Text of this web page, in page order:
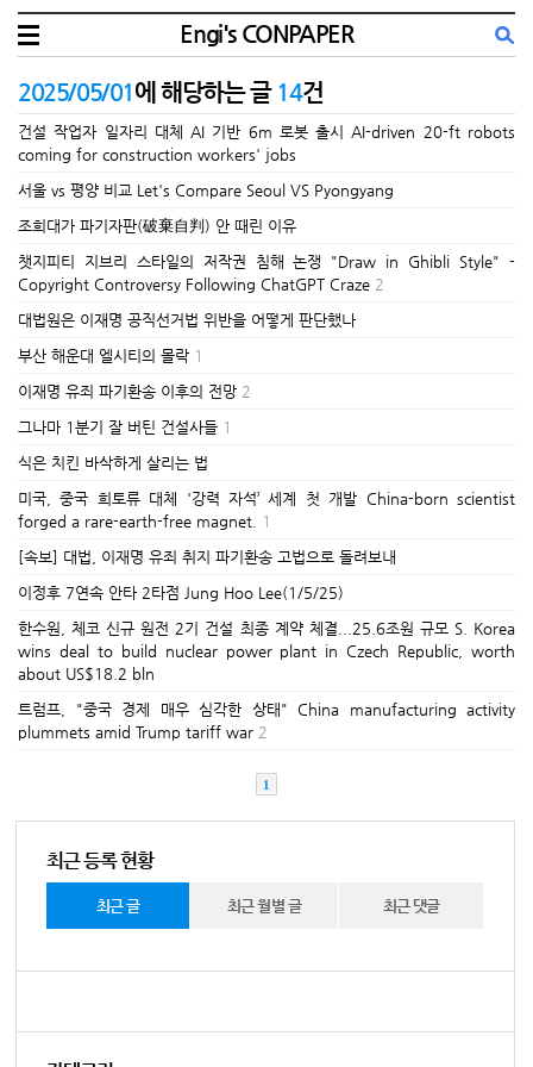
Engi's CONPAPER
2025/05/01에 해당하는 글 14건
건설 작업자 일자리 대체 AI 기반 6m 로봇 출시 AI-driven 20-ft robots
coming for construction workers' jobs
서울 vs 평양 비교 Let's Compare Seoul VS Pyongyang
조희대가 파기자판(破棄自判) 안 때린 이유
챗지피티 지브리 스타일의 저작권 침해 논쟁 "Draw in Ghibli Style" -
Copyright Controversy Following ChatGPT Craze 2
대법원은 이재명 공직선거법 위반을 어떻게 판단했나
부산 해운대 엘시티의 몰락 1
이재명 유죄 파기환송 이후의 전망 2
그나마 1분기 잘 버틴 건설사들 1
식은 치킨 바삭하게 살리는 법
미국, 중국 희토류 대체 '강력 자석’ 세계 첫 개발 China-born scientist
forged a rare-earth-free magnet.
1
[속보] 대법, 이재명 유죄 취지 파기환송 고법으로 돌려보내
이정후 7연속 안타 2타점 Jung Hoo Lee(1/5/25)
한수원, 체코 신규 원전 2기 건설 최종 계약 체결...25.6조원 규모 S. Korea
wins deal to build nuclear power plant in Czech Republic, worth
about US$18.2 bln
트럼프, "중국 경제 매우 심각한 상태" China manufacturing activity
plummets amid Trump tariff war 2
1
최근 등록 현황
최근 글 최근 월별 글 최근 댓글